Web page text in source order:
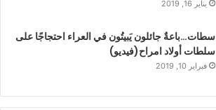
يناير 16, 2019
سطات…باعةٌ جائلون يَبيتُون في العراء احتجاجًا على
سلطات أولاد امراح(فيديو)
فبراير 10, 2019